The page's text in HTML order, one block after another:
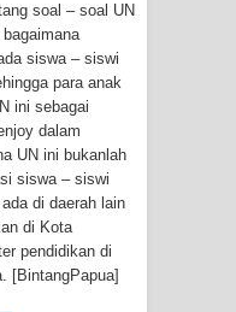
soal – soal UN
siswa – siswi
para anak
ini sebagai
dalam
UN ini bukanlah
siswa – siswi
di daerah lain
di Kota
pendidikan di
[BintangPapua]